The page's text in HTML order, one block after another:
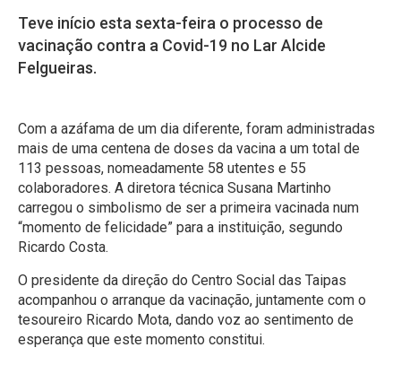
Teve início esta sexta-feira o processo de
vacinação contra a Covid-19 no Lar Alcide
Felgueiras.
Com a azáfama de um dia diferente, foram administradas
mais de uma centena de doses da vacina a um total de
113 pessoas, nomeadamente 58 utentes e 55
colaboradores. A diretora técnica Susana Martinho
carregou o simbolismo de ser a primeira vacinada num
“momento de felicidade” para a instituição, segundo
Ricardo Costa.
O presidente da direção do Centro Social das Taipas
acompanhou o arranque da vacinação, juntamente com o
tesoureiro Ricardo Mota, dando voz ao sentimento de
esperança que este momento constitui.